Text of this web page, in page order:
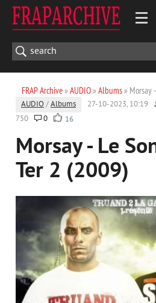
FRAP Archive» AUDIO» Albums» Morsay
AUDIO /Albums 27-10-2023, 10:19
750
0 16
Morsay - Le
Ter 2 (2009)